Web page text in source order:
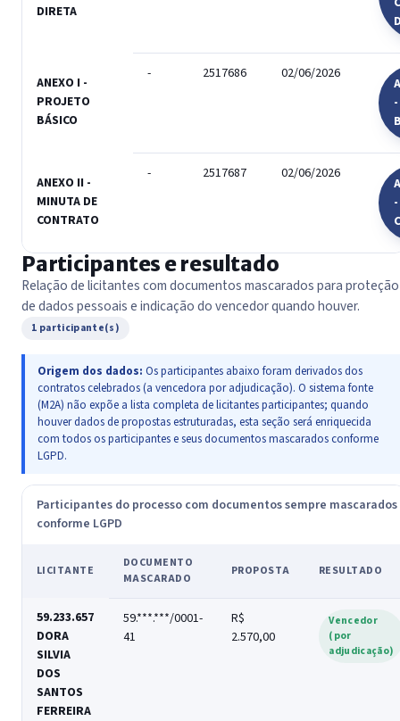
DIRETA
ANEXO I -
PROJETO
BÁSICO
- 2517686 02/06/2026
ANEXO II -
MINUTA DE
CONTRATO
- 2517687 02/06/2026
Participantes e resultado
Relação de licitantes com documentos mascarados para proteção
de dados pessoais e indicação do vencedor quando houver.
1 participante(s)
Origem dos dados: Os participantes abaixo foram derivados dos
contratos celebrados (a vencedora por adjudicação). O sistema fonte
(M2A) não expõe a lista completa de licitantes participantes; quando
houver dados de propostas estruturadas, esta seção será enriquecida
com todos os participantes e seus documentos mascarados conforme
LGPD.
Participantes do processo com documentos sempre mascarados
conforme LGPD
LICITANTE
DOCUMENTO
MASCARADO
PROPOSTA RESULTADO
59.233.657
DORA
SILVIA
DOS
SANTOS
FERREIRA
59.***.***/0001-
41
R$
2.570,00
Vencedor
(por
adjudicação)